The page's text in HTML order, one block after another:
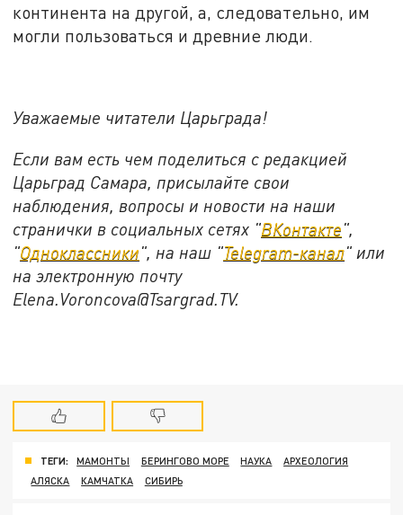
континента на другой, а, следовательно, им
могли пользоваться и древние люди.
Уважаемые читатели Царьграда!
Если вам есть чем поделиться с редакцией
Царьград Самара, присылайте свои
наблюдения, вопросы и новости на наши
странички в социальных сетях "ВКонтакте",
"Одноклассники", на наш "Telegram-канал" или
на электронную почту
Elena.Voroncova@Tsargrad.TV.
ТЕГИ: МАМОНТЫ БЕРИНГОВО МОРЕ НАУКА
АРХЕОЛОГИЯ
АЛЯСКА
КАМЧАТКА СИБИРЬ